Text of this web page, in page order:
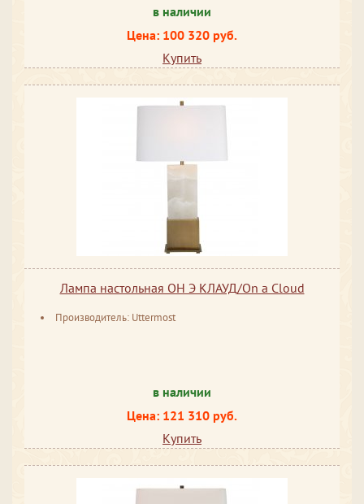
в наличии
Цена: 100 320 руб.
Купить
Лампа настольная ОН Э КЛАУД/On a Cloud
Производитель: Uttermost
в наличии
Цена: 121 310 руб.
Купить